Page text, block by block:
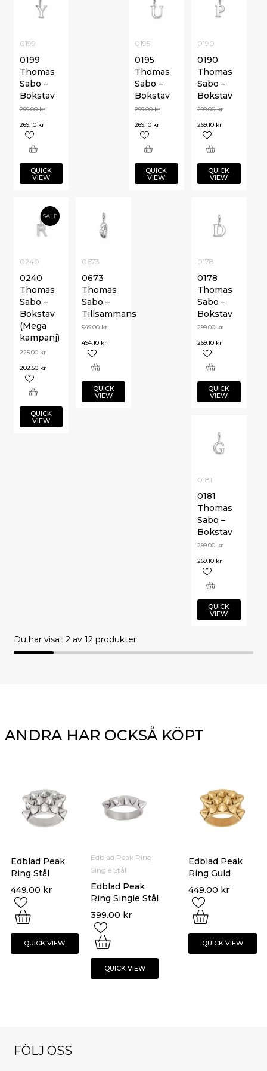
0190
0190
Thomas
Sabo –
Bokstav
299.00kr
269.10 kr
QUICK
VIEW
0199
0199
Thomas
Sabo –
Bokstav
299.00kr
269.10 kr
QUICK
VIEW
0195
0195
Thomas
Sabo –
Bokstav
299.00kr
269.10 kr
QUICK
VIEW
SALE
0240
0240
Thomas
Sabo –
Bokstav
(Mega
kampanj)
225.00 kr
202.50 kr
QUICK
VIEW
0178
0178
Thomas
Sabo –
Bokstav
299.00kr
269.10 kr
QUICK
VIEW
0673
0673
Thomas
Sabo –
Tillsammans
549.00kr
494.10 kr
QUICK
VIEW
0181
0181
Thomas
Sabo –
Bokstav
299.00kr
269.10 kr
QUICK
VIEW
Du har visat 2av 12 produkter
ANDRA HAR OCKSÅ KÖPT
Edblad Peak
Ring Stål
449.00 kr
QUICK VIEW
Edblad Peak
Ring Guld
449.00 kr
QUICK VIEW
Edblad Peak Ring
Single Stål
Edblad Peak
Ring Single Stål
399.00 kr
QUICK VIEW
FÖLJ OSS